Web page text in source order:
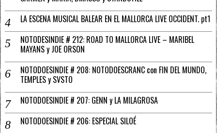
LA ESCENA MUSICAL BALEAR EN EL MALLORCA LIVE OCCIDENT. pt1
NOTODESINDIE # 212: ROAD TO MALLORCA LIVE – MARIBEL
MAYANS y JOE ORSON
NOTODOESINDIE # 208: NOTODOESCRANC con FIN DEL MUNDO,
TEMPLES y SVSTO
NOTODOESINDIE # 207: GENN y LA MILAGROSA
NOTODOESINDIE # 206: ESPECIAL SILOÉ